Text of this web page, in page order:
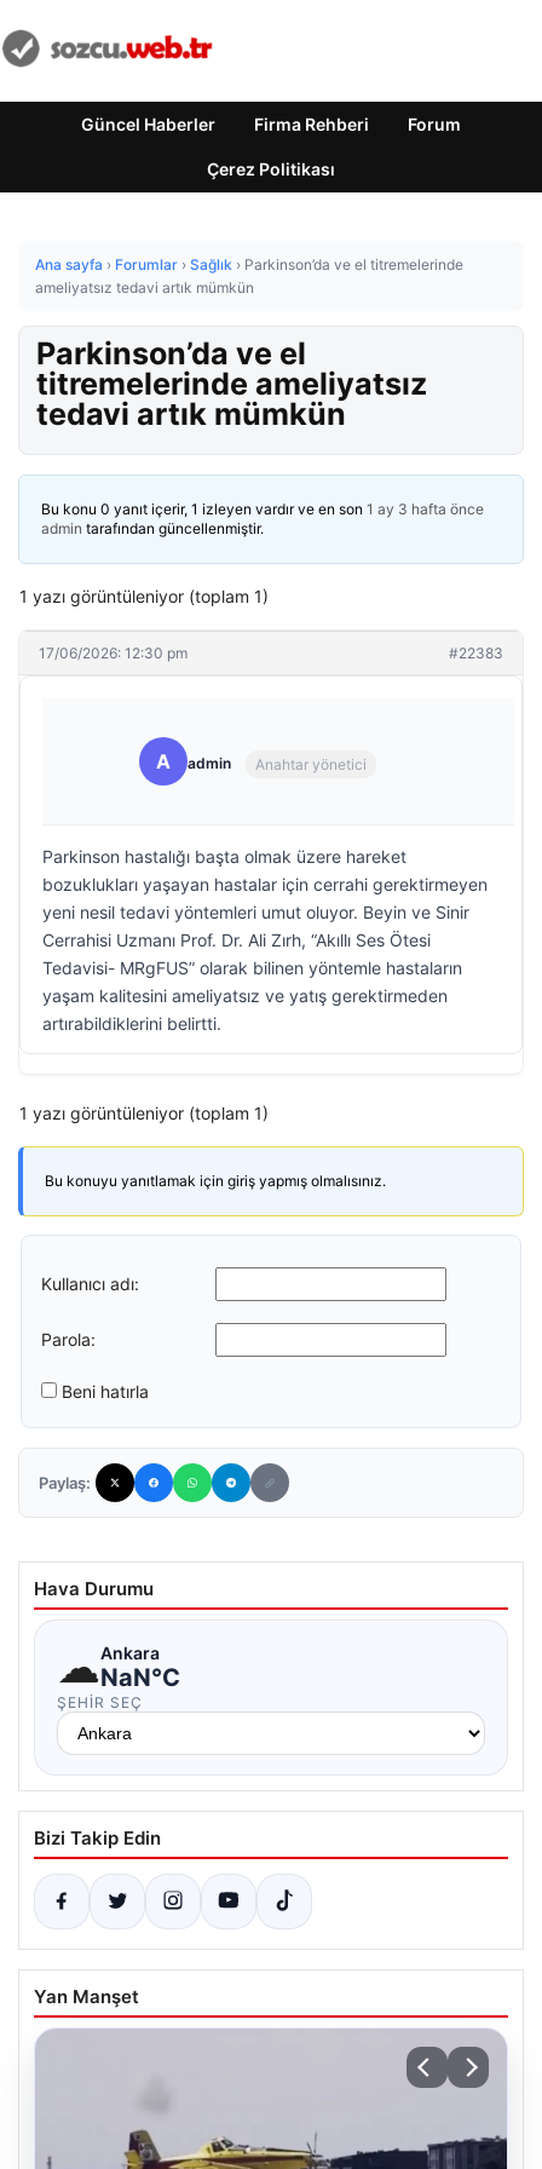
Güncel Haberler Firma Rehberi Forum
Çerez Politikası
Ana sayfa › Forumlar › Sağlık › Parkinson’da ve el titremelerinde
ameliyatsız tedavi artık mümkün
Parkinson’da ve el
titremelerinde ameliyatsız
tedavi artık mümkün
Bu konu 0 yanıt içerir, 1 izleyen vardır ve en son 1 ay 3 hafta önce
admin tarafından güncellenmiştir.
1 yazı görüntüleniyor (toplam 1)
17/06/2026: 12:30 pm #22383
A admin Anahtar yönetici
Parkinson hastalığı başta olmak üzere hareket
bozuklukları yaşayan hastalar için cerrahi gerektirmeyen
yeni nesil tedavi yöntemleri umut oluyor. Beyin ve Sinir
Cerrahisi Uzmanı Prof. Dr. Ali Zırh, “Akıllı Ses Ötesi
Tedavisi- MRgFUS” olarak bilinen yöntemle hastaların
yaşam kalitesini ameliyatsız ve yatış gerektirmeden
artırabildiklerini belirtti.
1 yazı görüntüleniyor (toplam 1)
Bu konuyu yanıtlamak için giriş yapmış olmalısınız.
Kullanıcı adı:
Parola:
Beni hatırla
Paylaş:
Hava Durumu
☁Ankara
NaN°C
ŞEHIR SEÇ
Bizi Takip Edin
Yan Manşet